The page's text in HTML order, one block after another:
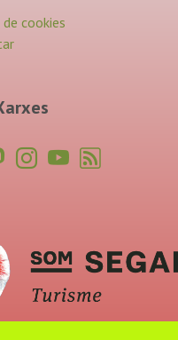
cookies